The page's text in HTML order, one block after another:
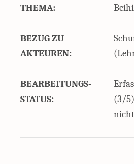
THEMA:
BEZUG ZU
AKTEUREN:
BEARBEITUNGS-
STATUS:
(3/5)